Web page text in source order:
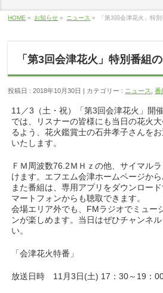
HOME » お知らせ » ニュース » 「第3回会津花火」特
「第3回会津花火」特別番組
投稿日 : 2018年10月30日 カテゴリー : ニュース ,番
11／3（土・祝）「第3回会津花火」開
では、リスナーの皆様にも当日の花火
るよう、花火鑑賞士の石井孝子さんを
いたします。
ＦＭ周波数76.2ＭＨｚの他、サイマル
けます。エフエム会津ホームページから
また番組は、専用アプリをダウンロー
マートフォンからも聴取できます。
会場エリア外でも、FMラジオでミュー
ンが楽しめます。当日はぜひチャンネ
い。
「会津花火特番」
放送日時 11月3日(土) 17：30～19：